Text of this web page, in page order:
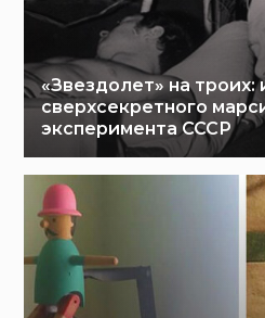
«Звездолет» на троих:
сверхсекретного
эксперимента СССР